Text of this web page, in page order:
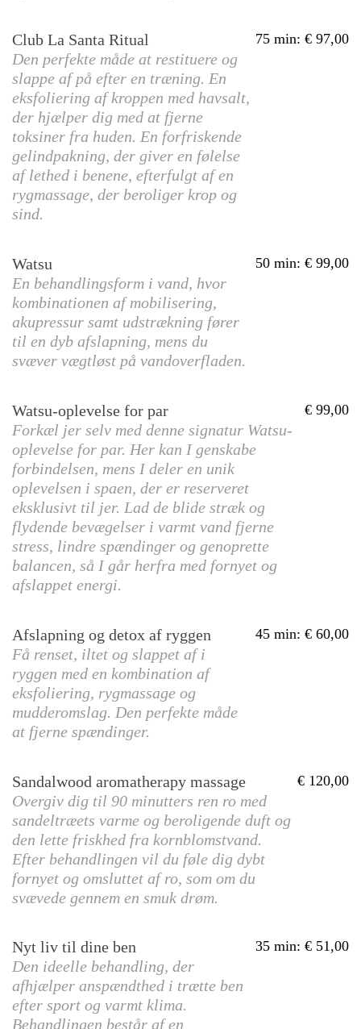
Club La Santa Ritual
Den perfekte måde at restituere og
slappe af på efter en træning. En
eksfoliering af kroppen med havsalt,
der hjælper dig med at fjerne
toksiner fra huden. En forfriskende
gelindpakning, der giver en følelse
af lethed i benene, efterfulgt af en
rygmassage, der beroliger krop og
sind.
75 min: 97,00
Watsu
En behandlingsform i vand, hvor
kombinationen af mobilisering,
akupressur samt udstrækning fører
til en dyb afslapning, mens du
svæver vægtløst på vandoverfladen.
50 min: 99,00
Watsu-oplevelse for par
Forkæl jer selv med denne signatur Watsu-
oplevelse for par. Her kan I genskabe
forbindelsen, mens I deler en unik
oplevelsen i spaen, der er reserveret
eksklusivt til jer. Lad de blide stræk og
flydende bevægelser i varmt vand fjerne
stress, lindre spændinger og genoprette
balancen, så I går herfra med fornyet og
afslappet energi.
99,00
Afslapning og detox af ryggen
Få renset, iltet og slappet af i
ryggen med en kombination af
eksfoliering, rygmassage og
mudderomslag. Den perfekte måde
at fjerne spændinger.
45 min: 60,00
Sandalwood aromatherapy massage
Overgiv dig til 90 minutters ren ro med
sandeltræets varme og beroligende duft og
den lette friskhed fra kornblomstvand.
Efter behandlingen vil du føle dig dybt
fornyet og omsluttet af ro, som om du
svævede gennem en smuk drøm.
120,00
Nyt liv til dine ben
Den ideelle behandling, der
afhjælper anspændthed i trætte ben
efter sport og varmt klima.
Behandlingen består af en
35 min: 51,00